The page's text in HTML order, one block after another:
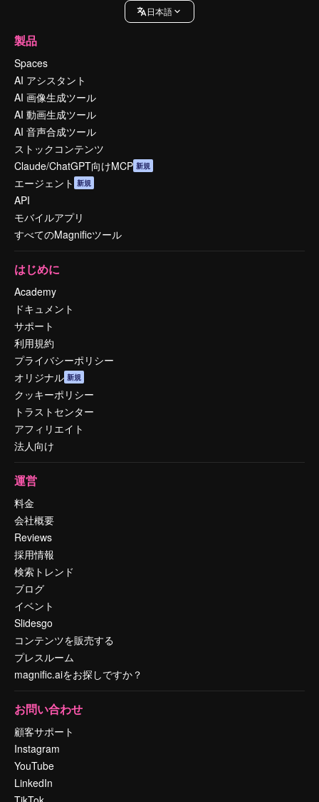
日本語
製品
Spaces
AI アシスタント
AI 画像生成ツール
AI 動画生成ツール
AI 音声合成ツール
ストックコンテンツ
Claude/ChatGPT向けMCP 新規
エージェント 新規
API
モバイルアプリ
すべてのMagnificツール
はじめに
Academy
ドキュメント
サポート
利用規約
プライバシーポリシー
オリジナル 新規
クッキーポリシー
トラストセンター
アフィリエイト
法人向け
運営
料金
会社概要
Reviews
採用情報
検索トレンド
ブログ
イベント
Slidesgo
コンテンツを販売する
プレスルーム
magnific.aiをお探しですか？
お問い合わせ
顧客サポート
Instagram
YouTube
LinkedIn